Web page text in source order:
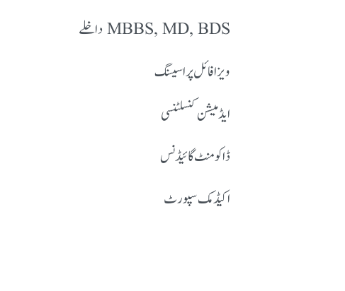
MBBS, MD, BDS داخلے
ویزا فائل پراسیسنگ
ایڈمیشن کنسلٹنسی
ڈاکومنٹ گائیڈنس
اکیڈمک سپورٹ